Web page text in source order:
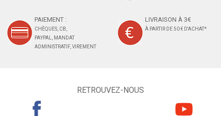
PAIEMENT :
CHÈQUES, CB,
PAYPAL, MANDAT
ADMINISTRATIF, VIREMENT
LIVRAISON À 3€
À PARTIR DE 50 € D'ACHAT*
RETROUVEZ-NOUS